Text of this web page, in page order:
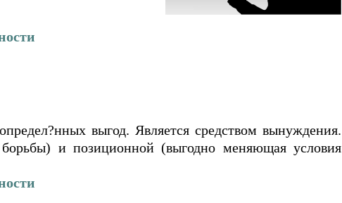
выгод. Является средством вынуждения.
и позиционной (выгодно меняющая условия